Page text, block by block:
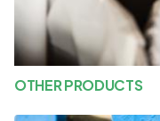
OTHER PRODUCTS